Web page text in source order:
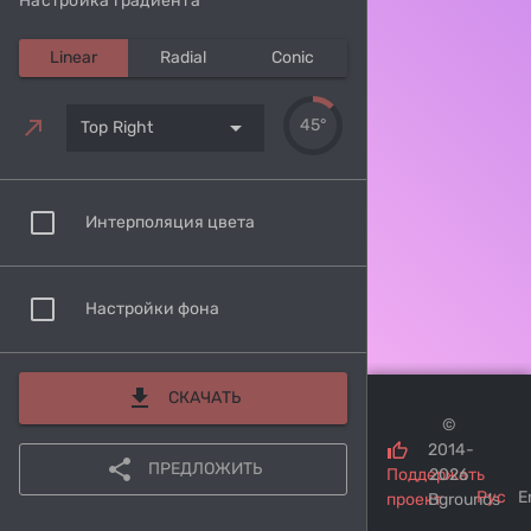
Linear Radial Conic
Top Right arrow_drop_down 45°
Интерполяция цвета
Настройки фона
download СКАЧАТЬ
share ПРЕДЛОЖИТЬ
Поддержать
проект
©
2014-
2026
Bgrounds
Рус